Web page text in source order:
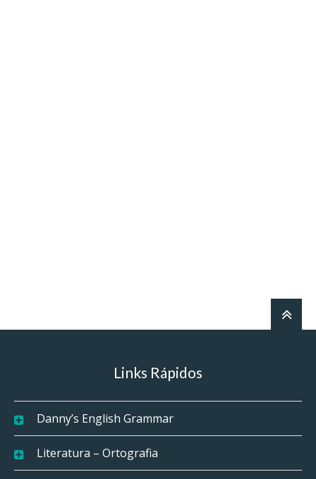
Links Rápidos
Danny’s English Grammar
Literatura – Ortografia